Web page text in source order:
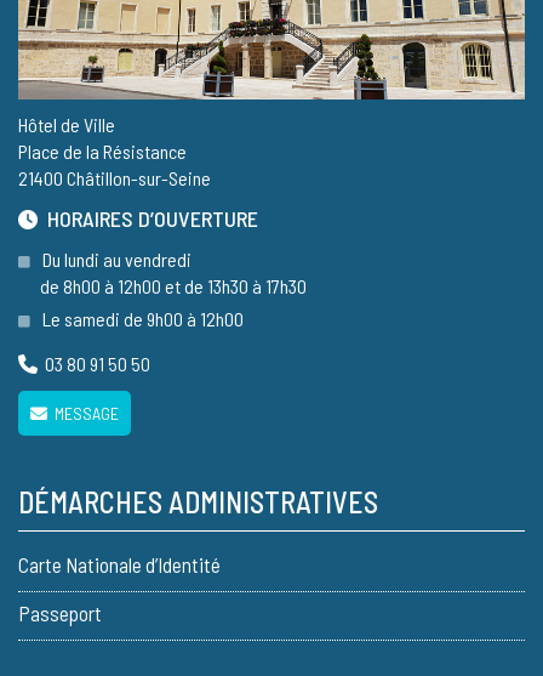
Hôtel de Ville
Place de la Résistance
21400 Châtillon-sur-Seine
HORAIRES D’OUVERTURE
Du lundi au vendredi
de 8h00 à 12h00 et de 13h30 à 17h30
Le samedi de 9h00 à 12h00
03 80 91 50 50
MESSAGE
DÉMARCHES ADMINISTRATIVES
Carte Nationale d’Identité
Passeport